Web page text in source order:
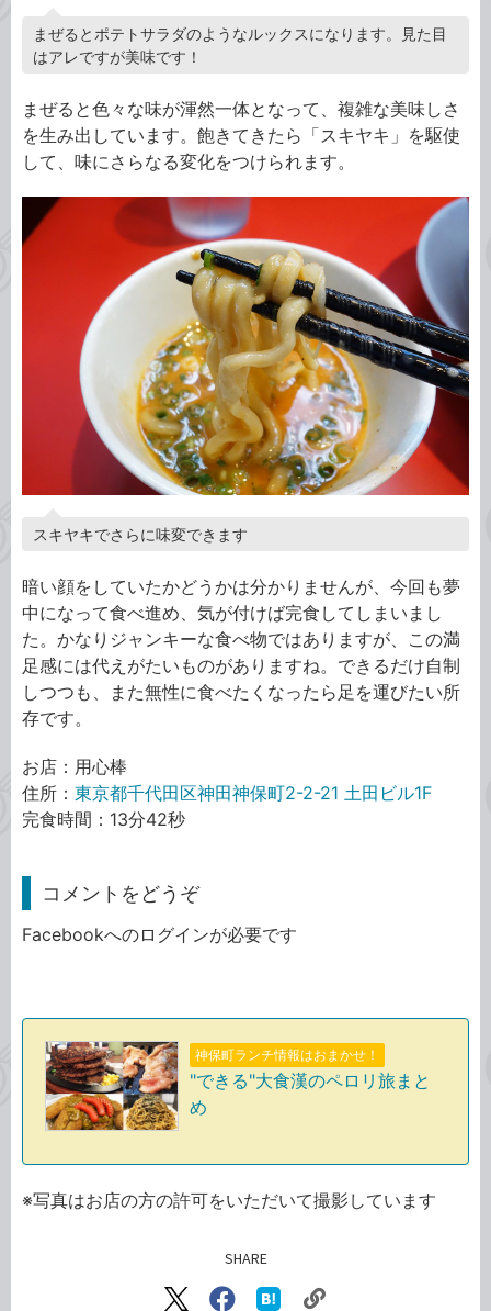
まぜるとポテトサラダのようなルックスになります。見た目
はアレですが美味です！
まぜると色々な味が渾然一体となって、複雑な美味しさ
を生み出しています。飽きてきたら「スキヤキ」を駆使
して、味にさらなる変化をつけられます。
スキヤキでさらに味変できます
暗い顔をしていたかどうかは分かりませんが、今回も夢
中になって食べ進め、気が付けば完食してしまいまし
た。かなりジャンキーな食べ物ではありますが、この満
足感には代えがたいものがありますね。できるだけ自制
しつつも、また無性に食べたくなったら足を運びたい所
存です。
お店：用心棒
住所： 東京都千代田区神田神保町2-2-21 土田ビル1F
完食時間：13分42秒
コメントをどうぞ
Facebookへのログインが必要です
神保町ランチ情報はおまかせ！
"できる"大食漢のペロリ旅まと
め
※写真はお店の方の許可をいただいて撮影しています
SHARE